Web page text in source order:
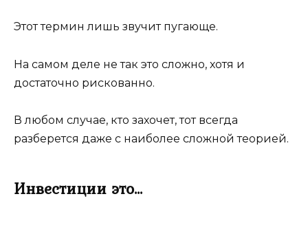
Этот термин лишь звучит пугающе.
На самом деле не так это сложно, хотя и
достаточно рискованно.
В любом случае, кто захочет, тот всегда
разберется даже с наиболее сложной теорией.
Инвестиции это…